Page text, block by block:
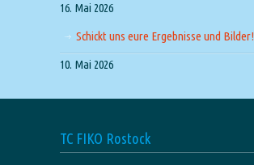
16. Mai 2026
Schickt uns eure Ergebnisse und Bilder!
10. Mai 2026
TC FIKO Rostock